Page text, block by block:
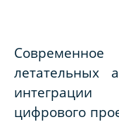
летательных
интеграции
цифрового